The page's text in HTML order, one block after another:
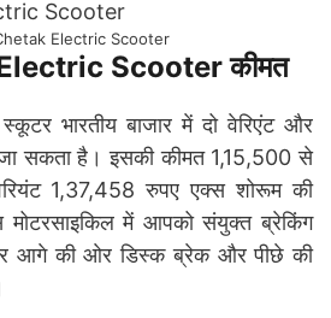
Electric Scooter
Scooter कीमत
भारतीय बाजार में दो वेरिएंट और
सकता है। इसकी कीमत 1,15,500 से
1,37,458 रुपए एक्स शोरूम की
में आपको संयुक्त ब्रेकिंग
आगे की ओर डिस्क ब्रेक और पीछे की